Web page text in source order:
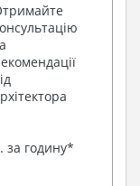
за годину*